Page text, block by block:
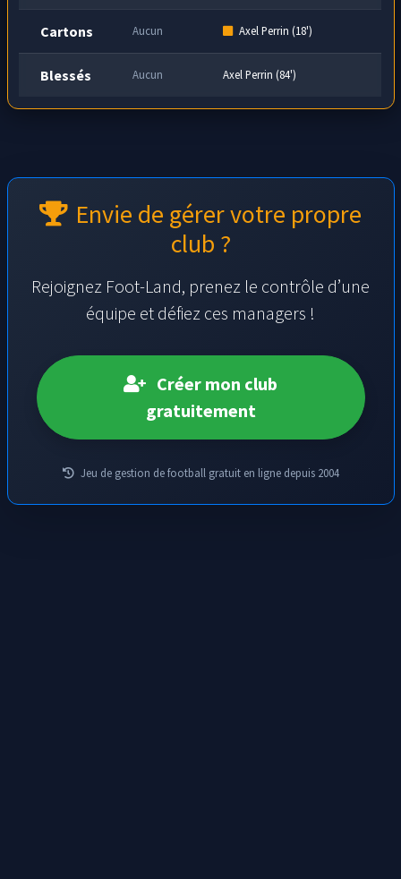
Cartons Aucun Axel Perrin (18')
Blessés Aucun Axel Perrin (84')
Envie de gérer votre propre
club ?
Rejoignez Foot-Land, prenez le contrôle d’une
équipe et défiez ces managers !
Créer mon club
gratuitement
Jeu de gestion de football gratuit en ligne depuis 2004